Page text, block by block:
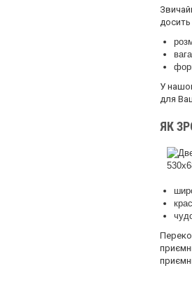
досить
У
для
ЯК